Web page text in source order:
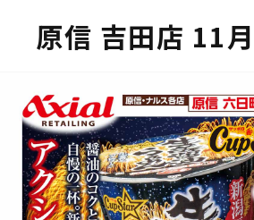
原信 吉田店 11